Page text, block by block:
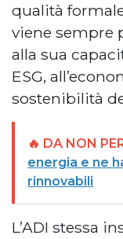
qualità
viene sempre
alla sua
ESG,
sostenibilità
🔥 DA NON
energia e ne
rinnovabili
L’ADI stessa